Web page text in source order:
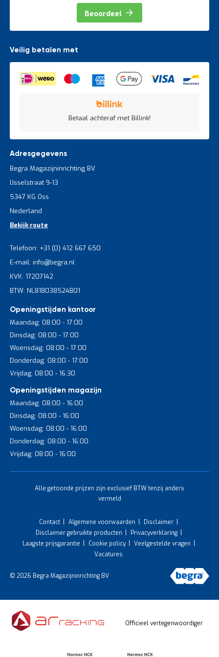
Beoordeel
Veilig betalen met
Betaal achteraf met Billink!
Adresgegevens
Begra Magazijninrichting BV
IJsselstraat 9-13
5347 KG Oss
Nederland
Bekijk route
Telefoon: +31 (0) 412 667 650
E-mail: info@begra.nl
KVK: 17207142
BTW: NL818038524B01
Openingstijden kantoor
Maandag: 08:00 - 17:00
Dinsdag: 08:00 - 17:00
Woensdag: 08:00 - 17:00
Donderdag: 08:00 - 17:00
Vrijdag: 08:00 - 16:30
Openingstijden magazijn
Maandag: 08:00 - 16:00
Dinsdag: 08:00 - 16:00
Woensdag: 08:00 - 16:00
Donderdag: 08:00 - 16:00
Vrijdag: 08:00 - 16:00
Alle getoonde prijzen zijn exclusief BTW tenzij anders
vermeld
Contact Algemene voorwaarden
Disclaimer
Disclaimer gebruikte producten
Privacyverklaring
Laagste prijsgarantie
Cookie policy
Veelgestelde vragen
Vacatures
© 2026 Begra Magazijninrichting BV
Officieel vertegenwoordiger